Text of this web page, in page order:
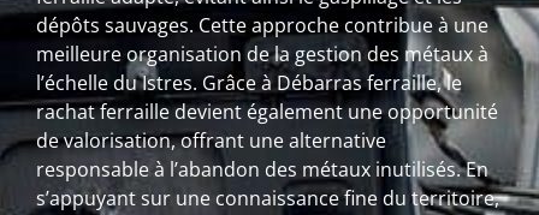
dépôts sauvages. Cette approche contribue à une
meilleure organisation de la gestion des métaux à
l’échelle du Istres. Grâce à Débarras ferraille, le
rachat ferraille devient également une opportunité
de valorisation, offrant une alternative
responsable à l’abandon des métaux inutilisés. En
s’appuyant sur une connaissance fine du territoire,